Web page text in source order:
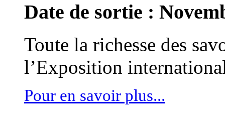
Date de sortie :
Toute la richesse des
lʼExposition
Pour en savoir plus...